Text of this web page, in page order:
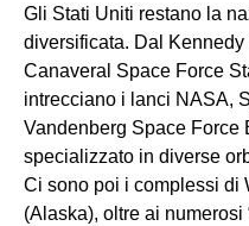
Gli Stati Uniti restano la
diversificata. Dal
Canaveral Space Force
intrecciano i lanci NASA,
Vandenberg Space Force
specializzato in diverse
Ci sono poi i complessi di
(Alaska), oltre ai numerosi